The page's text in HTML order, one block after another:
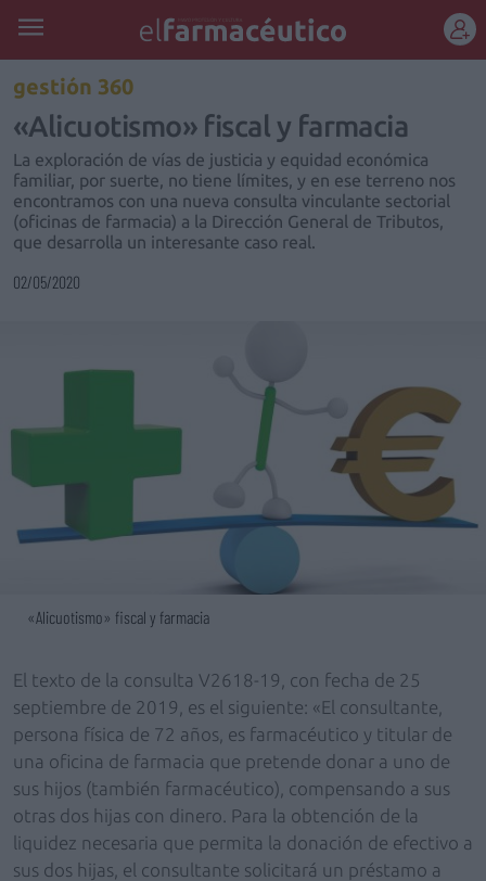
gestión 360
«Alicuotismo» fiscal y farmacia
La exploración de vías de justicia y equidad económica
familiar, por suerte, no tiene límites, y en ese terreno nos
encontramos con una nueva consulta vinculante sectorial
(oficinas de farmacia) a la Dirección General de Tributos,
que desarrolla un interesante caso real.
02/05/2020
«Alicuotismo» fiscal y farmacia
El texto de la consulta V2618-19, con fecha de 25
septiembre de 2019, es el siguiente: «El consultante,
persona física de 72 años, es farmacéutico y titular de
una oficina de farmacia que pretende donar a uno de
sus hijos (también farmacéutico), compensando a sus
otras dos hijas con dinero. Para la obtención de la
liquidez necesaria que permita la donación de efectivo a
sus dos hijas, el consultante solicitará un préstamo a